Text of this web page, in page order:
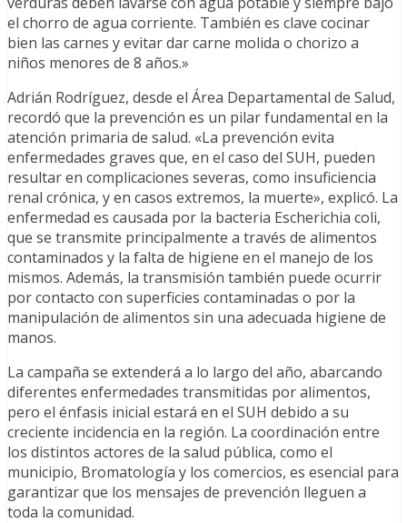
el chorro de agua corriente. También es clave cocinar
bien las carnes y evitar dar carne molida o chorizo a
niños menores de 8 años.»
Adrián Rodríguez, desde el Área Departamental de Salud,
recordó que la prevención es un pilar fundamental en la
atención primaria de salud. «La prevención evita
enfermedades graves que, en el caso del SUH, pueden
resultar en complicaciones severas, como insuficiencia
renal crónica, y en casos extremos, la muerte», explicó. La
enfermedad es causada por la bacteria Escherichia coli,
que se transmite principalmente a través de alimentos
contaminados y la falta de higiene en el manejo de los
mismos. Además, la transmisión también puede ocurrir
por contacto con superficies contaminadas o por la
manipulación de alimentos sin una adecuada higiene de
manos.
La campaña se extenderá a lo largo del año, abarcando
diferentes enfermedades transmitidas por alimentos,
pero el énfasis inicial estará en el SUH debido a su
creciente incidencia en la región. La coordinación entre
los distintos actores de la salud pública, como el
municipio, Bromatología y los comercios, es esencial para
garantizar que los mensajes de prevención lleguen a
toda la comunidad.